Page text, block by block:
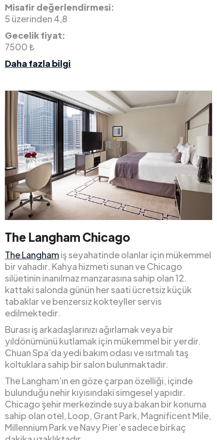
Misafir değerlendirmesi:
5 üzerinden 4,8
Gecelik fiyat:
7500 ₺
Daha fazla bilgi
The Langham Chicago
The Langhamiş seyahatinde olanlar için mükemmel
bir vahadır. Kahya hizmeti sunan ve Chicago
silüetinin inanılmaz manzarasına sahip olan 12.
kattaki salonda günün her saati ücretsiz küçük
tabaklar ve benzersiz kokteyller servis
edilmektedir.
Burası iş arkadaşlarınızı ağırlamak veya bir
yıldönümünü kutlamak için mükemmel bir yerdir.
Chuan Spa’da yedi bakım odası ve ısıtmalı taş
koltuklara sahip bir salon bulunmaktadır.
The Langham’ın en göze çarpan özelliği, içinde
bulunduğu nehir kıyısındaki simgesel yapıdır.
Chicago şehir merkezinde suya bakan bir konuma
sahip olan otel, Loop, Grant Park, Magnificent Mile,
Millennium Park ve Navy Pier’e sadece birkaç